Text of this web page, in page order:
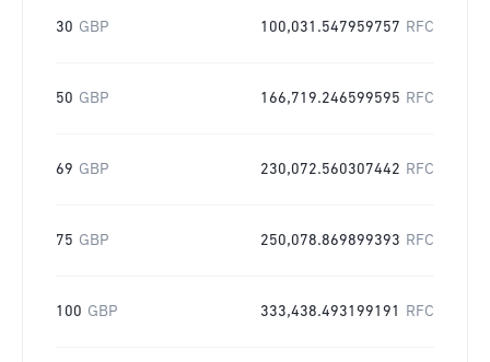
30 GBP 100,031.547959757 RFC
50 GBP 166,719.246599595 RFC
69 GBP 230,072.560307442 RFC
75 GBP 250,078.869899393 RFC
100 GBP 333,438.493199191 RFC